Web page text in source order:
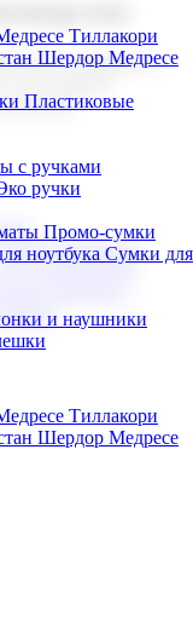
Тиллакори
Шердор Медресе
Пластиковые
с ручками
ручки
Промо-сумки
ноутбука Сумки для
и наушники
подарков и
вы найдете
Тиллакори
Шердор Медресе